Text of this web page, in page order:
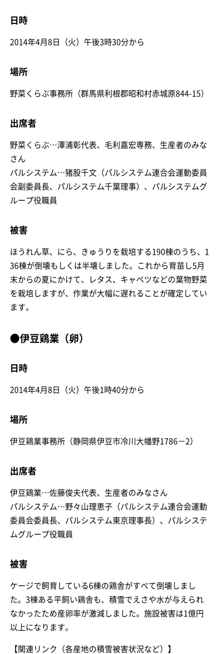
日時
2014年4月8日（火）午後3時30分から
場所
野菜くらぶ事務所（群馬県利根郡昭和村赤城原844-15）
出席者
野菜くらぶ…澤浦彰代表、毛利嘉宏専務、生産者のみな
さん
パルシステム…猪股千文（パルシステム連合会運動委員
会副委員長、パルシステム千葉理事）、パルシステムグ
ループ役職員
被害
ほうれん草、にら、きゅうりを栽培する190棟のうち、1
36棟が倒壊もしくは半壊しました。これから育苗し5月
末からの夏にかけて、レタス、キャベツなどの葉物野菜
を栽培しますが、作業が大幅に遅れることが確定してい
ます。
●伊豆鶏業（卵）
日時
2014年4月8日（火）午後1時40分から
場所
伊豆鶏業事務所（静岡県伊豆市冷川大幡野1786－2）
出席者
伊豆鶏業…佐藤俊夫代表、生産者のみなさん
パルシステム…野々山理恵子（パルシステム連合会運動
委員会委員長、パルシステム東京理事長）、パルシステ
ムグループ役職員
被害
ケージで飼育している6棟の鶏舎がすべて倒壊しまし
た。3棟ある平飼い鶏舎も、積雪でえさや水が与えられ
なかったため産卵率が激減しました。施設被害は1億円
以上になります。
【関連リンク（各産地の積雪被害状況など）】